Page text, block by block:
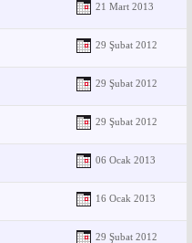
21 Mart 2013
29 Şubat 2012
29 Şubat 2012
29 Şubat 2012
06 Ocak 2013
16 Ocak 2013
29 Şubat 2012